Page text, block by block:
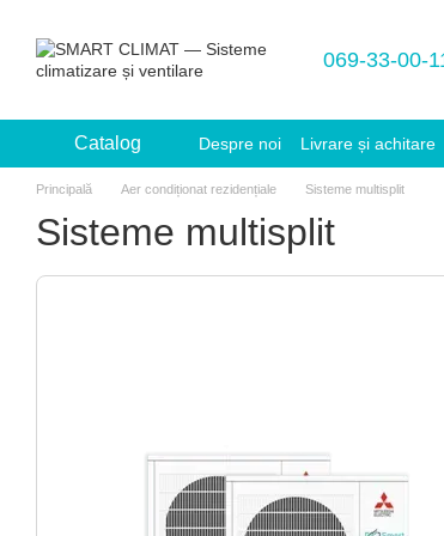
069-33-00-
Catalog Despre noi Livrare și achitare
Principală Aer condiționat rezidențiale Sisteme multisplit
Sisteme multisplit